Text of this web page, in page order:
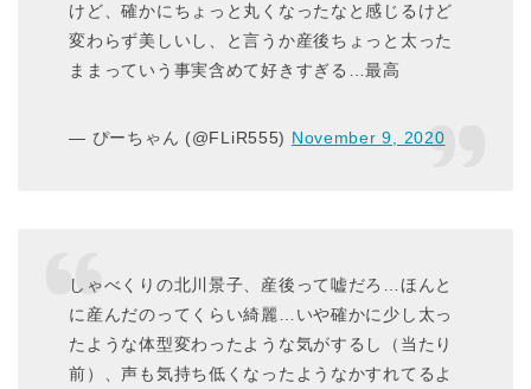
けど、確かにちょっと丸くなったなと感じるけど
変わらず美しいし、と言うか産後ちょっと太った
ままっていう事実含めて好きすぎる…最高
— ぴーちゃん (@FLiR555) November 9, 2020
しゃべくりの北川景子、産後って嘘だろ…ほんと
に産んだのってくらい綺麗…いや確かに少し太っ
たような体型変わったような気がするし（当たり
前）、声も気持ち低くなったようなかすれてるよ